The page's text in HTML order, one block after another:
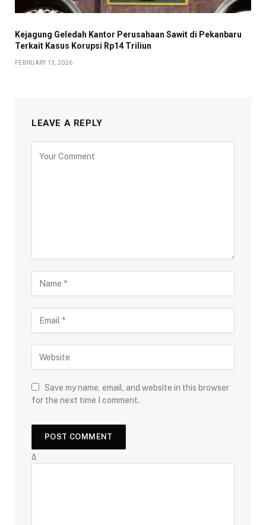
Kejagung Geledah Kantor Perusahaan Sawit di Pekanbaru
Terkait Kasus Korupsi Rp14 Triliun
FEBRUARY 13, 2026
LEAVE A REPLY
Save my name, email, and website in this browser
for the next time I comment.
Δ